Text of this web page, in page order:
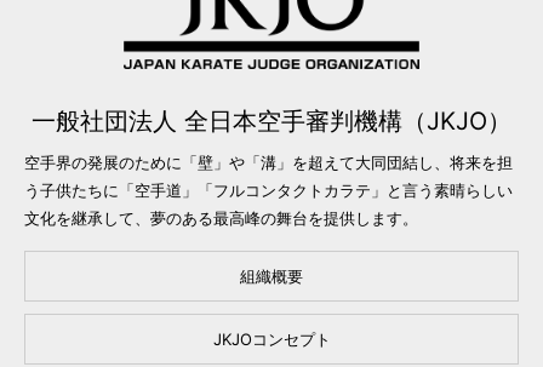
一般社団法人 全日本空手審判機構（JKJO）
空手界の発展のために「壁」や「溝」を超えて大同団結し、将来を担
う子供たちに「空手道」「フルコンタクトカラテ」と言う素晴らしい
文化を継承して、夢のある最高峰の舞台を提供します。
組織概要
JKJOコンセプト